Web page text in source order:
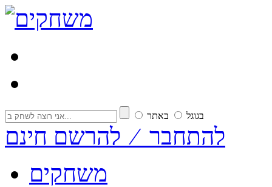
בגוגל באתר
להתחבר ⁄ להרשם חינם
משחקים